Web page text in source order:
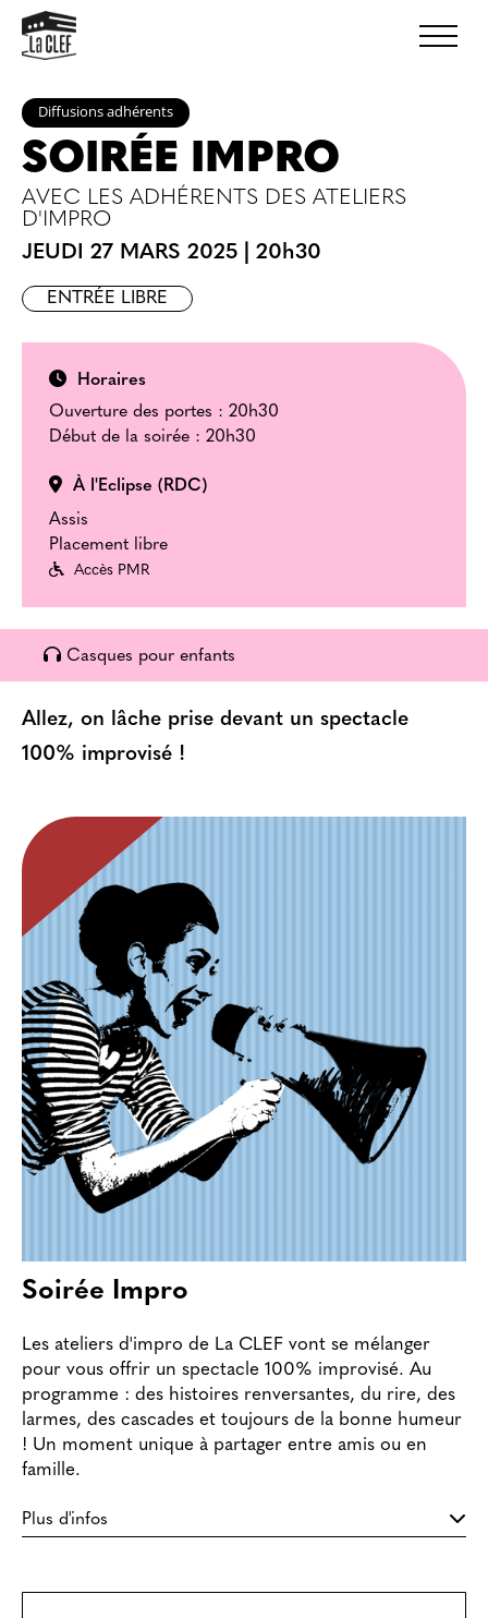
Diffusions adhérents
SOIRÉE IMPRO
AVEC LES ADHÉRENTS DES ATELIERS
D'IMPRO
JEUDI 27 MARS 2025
20h30
ENTRÉE LIBRE
Horaires
Ouverture des portes : 20h30
Début de la soirée : 20h30
À l'Eclipse (RDC)
Assis
Placement libre
Accès PMR
Casques pour enfants
Allez, on lâche prise devant un spectacle
100% improvisé !
Soirée Impro
Les ateliers d'impro de La CLEF vont se mélanger
pour vous offrir un spectacle 100% improvisé. Au
programme : des histoires renversantes, du rire, des
larmes, des cascades et toujours de la bonne humeur
! Un moment unique à partager entre amis ou en
famille.
Plus d'infos